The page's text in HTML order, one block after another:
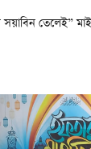
তেলেই”